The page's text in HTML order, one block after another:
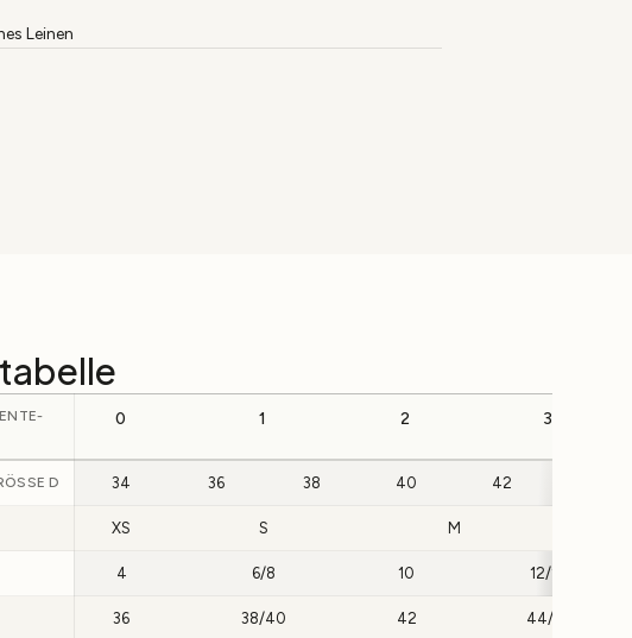
Leinen
0 1 2 3
D 34 36 38 40 42
XS S M
4 6/8 10 12/14
36 38/40 42 44/46